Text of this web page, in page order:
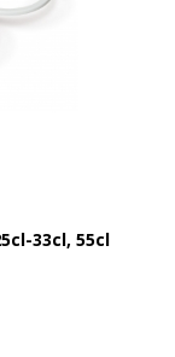
33cl, 55cl